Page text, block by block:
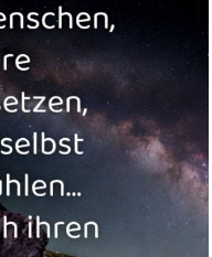
schwarze
Anzeige